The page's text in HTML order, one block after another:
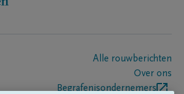
Alle rouwberichten
Over ons
Begrafenisondernemers